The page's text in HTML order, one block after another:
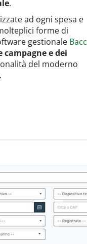
.
ad ogni spesa e
forme di
gestionale
e dei
del moderno